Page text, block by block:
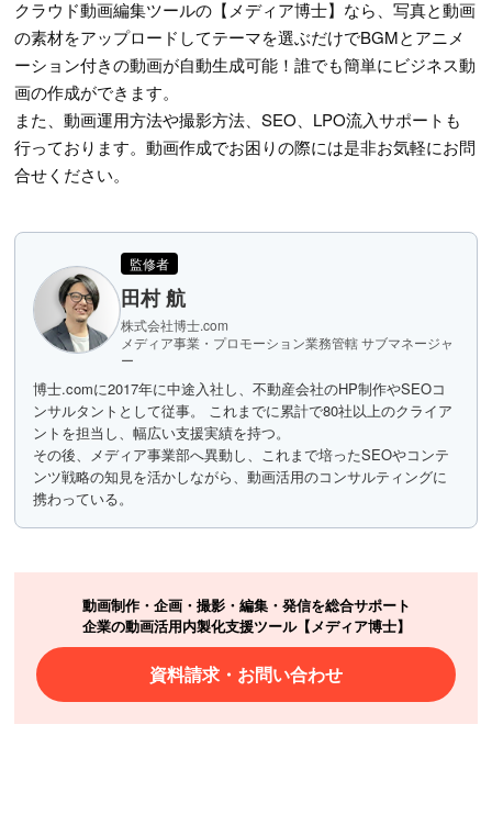
クラウド動画編集ツールの【メディア博士】なら、写真と動画
の素材をアップロードしてテーマを選ぶだけでBGMとアニメ
ーション付きの動画が自動生成可能！誰でも簡単にビジネス動
画の作成ができます。
また、動画運用方法や撮影方法、SEO、LPO流入サポートも
行っております。動画作成でお困りの際には是非お気軽にお問
合せください。
監修者
田村 航
株式会社博士.com
メディア事業・プロモーション業務管轄 サブマネージャ
ー
博士.comに2017年に中途入社し、不動産会社のHP制作やSEOコ
ンサルタントとして従事。 これまでに累計で80社以上のクライア
ントを担当し、幅広い支援実績を持つ。
その後、メディア事業部へ異動し、これまで培ったSEOやコンテ
ンツ戦略の知見を活かしながら、動画活用のコンサルティングに
携わっている。
動画制作・企画・撮影・編集・発信を総合サポート
企業の動画活用内製化支援ツール【メディア博士】
資料請求・お問い合わせ